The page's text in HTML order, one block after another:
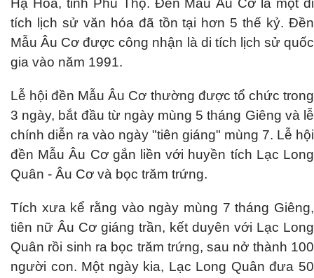
tích lịch sử văn hóa đã tồn tại hơn 5 thế kỷ. Đền
Mẫu Âu Cơ được công nhận là di tích lịch sử quốc
gia vào năm 1991.
Lễ hội đền Mẫu Âu Cơ thường được tổ chức trong
3 ngày, bắt đầu từ ngày mùng 5 tháng Giêng và lễ
chính diễn ra vào ngày "tiên giáng" mùng 7. Lễ hội
đền Mẫu Âu Cơ gắn liền với huyền tích Lạc Long
Quân - Âu Cơ và bọc trăm trứng.
Tích xưa kể rằng vào ngày mùng 7 tháng Giêng,
tiên nữ Âu Cơ giáng trần, kết duyên với Lạc Long
Quân rồi sinh ra bọc trăm trứng, sau nở thành 100
người con. Một ngày kia, Lạc Long Quân đưa 50